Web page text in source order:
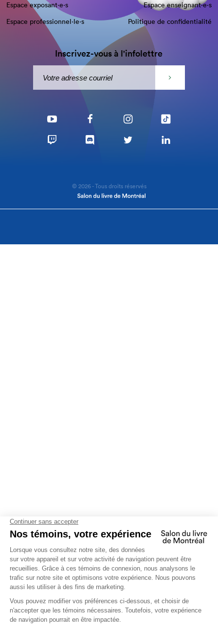
Espace exposant·e⋅s
Espace enseignant·e⋅s
Espace professionnel·le⋅s
Politique de confidentialité
Inscrivez-vous à l'infolettre
© 2026 - Tous droits réservés